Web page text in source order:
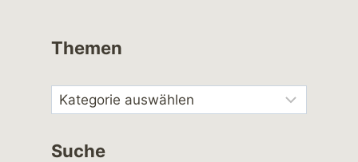
Themen
Suche